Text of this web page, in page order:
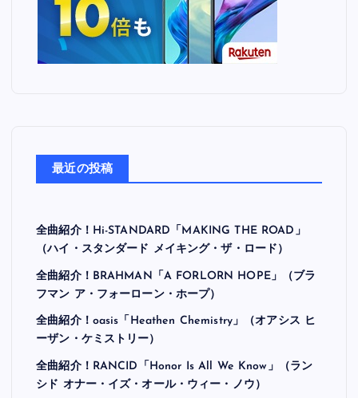
最近の投稿
全曲紹介！Hi-STANDARD「MAKING THE ROAD」
（ハイ・スタンダード メイキング・ザ・ロード）
全曲紹介！BRAHMAN「A FORLORN HOPE」（ブラ
フマン ア・フォーローン・ホープ）
全曲紹介！oasis「Heathen Chemistry」（オアシス ヒ
ーザン・ケミストリー）
全曲紹介！RANCID「Honor Is All We Know」（ラン
シド オナー・イズ・オール・ウィー・ノウ）